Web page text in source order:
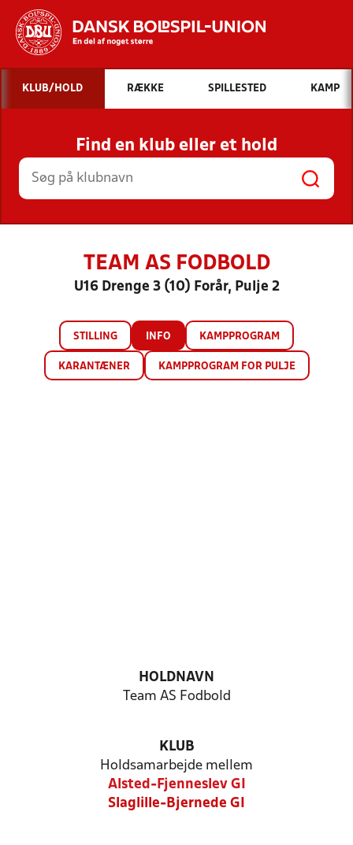
Hvad vil du søge efter?
INDHOLD OG NYHEDER
STILLINGER, RESULTATER, KLUBBER OG
HOLD
KLUB/HOLD RÆKKE SPILLESTED KAMP
Find en klub eller et hold
TEAM AS FODBOLD
U16 Drenge 3 (10) Forår, Pulje 2
STILLING INFO KAMPPROGRAM
KARANTÆNER KAMPPROGRAM FOR PULJE
HOLDNAVN
Team AS Fodbold
KLUB
Holdsamarbejde mellem
Alsted-Fjenneslev GI
Slaglille-Bjernede GI